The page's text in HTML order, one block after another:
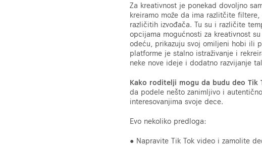
Za kreativnost je ponekad dovoljno
kreiramo može da ima razlitčite
različitih izvođača. Tu su i različite
opcijama mogućnosti za kreativnost
odeću, prikazuju svoj omiljeni hobi ili
platforme je stalno istraživanje i
neke nove ideje i dodatno razvijanje
Kako roditelji mogu da budu deo Tik
da podele nešto zanimljivo i
interesovanjima svoje dece.
Evo nekoliko predloga:
● Napravite Tik Tok video i zamolite